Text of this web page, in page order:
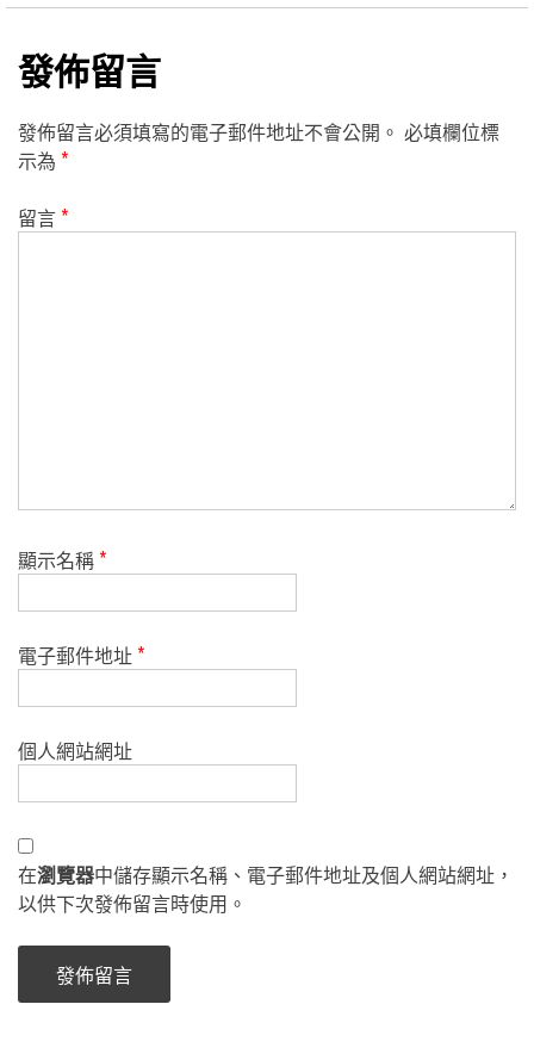
發佈留言
發佈留言必須填寫的電子郵件地址不會公開。 必填欄位標
示為 *
留言*
顯示名稱*
電子郵件地址*
個人網站網址
在瀏覽器中儲存顯示名稱、電子郵件地址及個人網站網址，
以供下次發佈留言時使用。